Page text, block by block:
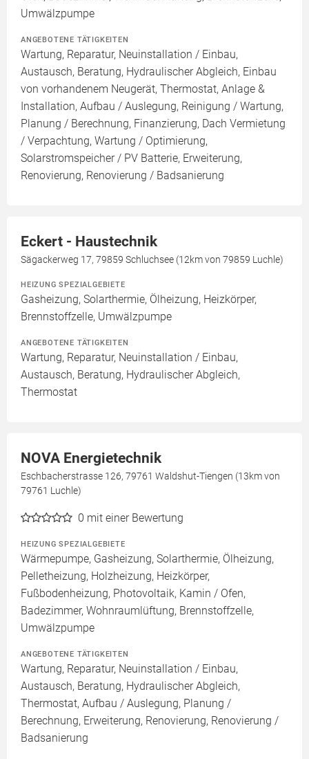
Umwälzpumpe
ANGEBOTENE TÄTIGKEITEN
Wartung, Reparatur, Neuinstallation / Einbau,
Austausch, Beratung, Hydraulischer Abgleich, Einbau
von vorhandenem Neugerät, Thermostat, Anlage &
Installation, Aufbau / Auslegung, Reinigung / Wartung,
Planung / Berechnung, Finanzierung, Dach Vermietung
/ Verpachtung, Wartung / Optimierung,
Solarstromspeicher / PV Batterie, Erweiterung,
Renovierung, Renovierung / Badsanierung
Eckert - Haustechnik
Sägackerweg 17, 79859 Schluchsee (12km von 79859 Luchle)
HEIZUNG SPEZIALGEBIETE
Gasheizung, Solarthermie, Ölheizung, Heizkörper,
Brennstoffzelle, Umwälzpumpe
ANGEBOTENE TÄTIGKEITEN
Wartung, Reparatur, Neuinstallation / Einbau,
Austausch, Beratung, Hydraulischer Abgleich,
Thermostat
NOVA Energietechnik
Eschbacherstrasse 126, 79761 Waldshut-Tiengen (13km von
79761 Luchle)
0 mit einer Bewertung
HEIZUNG SPEZIALGEBIETE
Wärmepumpe, Gasheizung, Solarthermie, Ölheizung,
Pelletheizung, Holzheizung, Heizkörper,
Fußbodenheizung, Photovoltaik, Kamin / Ofen,
Badezimmer, Wohnraumlüftung, Brennstoffzelle,
Umwälzpumpe
ANGEBOTENE TÄTIGKEITEN
Wartung, Reparatur, Neuinstallation / Einbau,
Austausch, Beratung, Hydraulischer Abgleich,
Thermostat, Aufbau / Auslegung, Planung /
Berechnung, Erweiterung, Renovierung, Renovierung /
Badsanierung